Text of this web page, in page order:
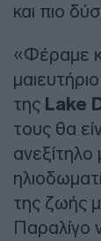
και πιο
«Φέραμε
της Lake
τους θα
της ζωής
Παραλίγο